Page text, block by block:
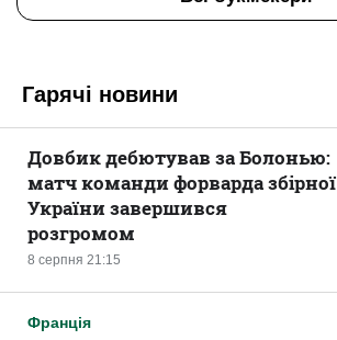
Гарячі новини
8 серпня 21:15
Довбик дебютував за Болонью:
матч команди форварда збірної
України завершився
розгромом
Франція